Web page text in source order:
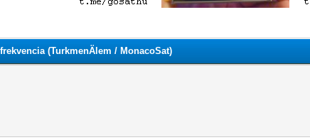
(TurkmenÄlem / MonacoSat)